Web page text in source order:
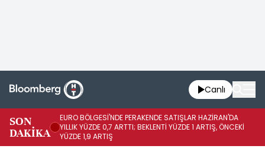
Canlı
SON
DAKİKA
EURO BÖLGESİ'NDE PERAKENDE SATIŞLAR HAZİRAN'DA
YILLIK YÜZDE 0,7 ARTTI; BEKLENTİ YÜZDE 1 ARTIŞ, ÖNCEKİ
YÜZDE 1,9 ARTIŞ